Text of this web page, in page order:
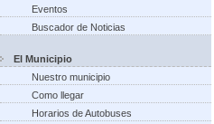
Eventos
Buscador de Noticias
El Municipio
Nuestro municipio
Como llegar
Horarios de Autobuses